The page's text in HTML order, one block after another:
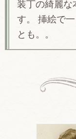
装丁の綺麗な
す。 挿絵で
とも。。